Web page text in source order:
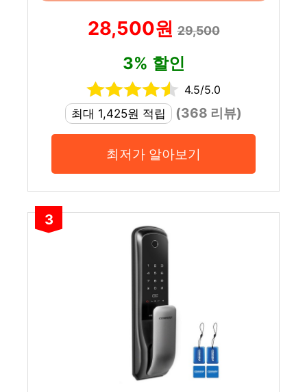
28,500원29,500
3% 할인
4.5/5.0
최대 1,425원 적립
(368 리뷰)
최저가 알아보기
3